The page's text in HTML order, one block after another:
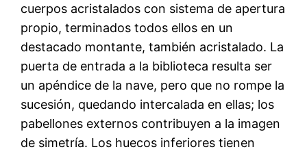
cuerpos acristalados con sistema de apertura
propio, terminados todos ellos en un
destacado montante, también acristalado. La
puerta de entrada a la biblioteca resulta ser
un apéndice de la nave, pero que no rompe la
sucesión, quedando intercalada en ellas; los
pabellones externos contribuyen a la imagen
de simetría. Los huecos inferiores tienen